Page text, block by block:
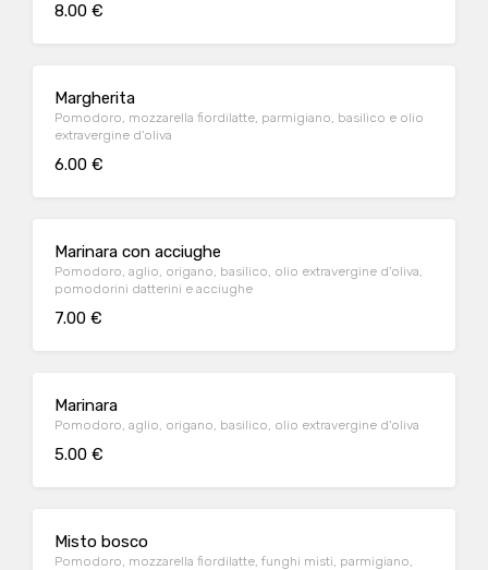
8.00 €
Margherita
Pomodoro, mozzarella fiordilatte, parmigiano, basilico e olio
extravergine d'oliva
6.00 €
Marinara con acciughe
Pomodoro, aglio, origano, basilico, olio extravergine d'oliva,
pomodorini datterini e acciughe
7.00 €
Marinara
Pomodoro, aglio, origano, basilico, olio extravergine d'oliva
5.00 €
Misto bosco
Pomodoro, mozzarella fiordilatte, funghi misti, parmigiano,